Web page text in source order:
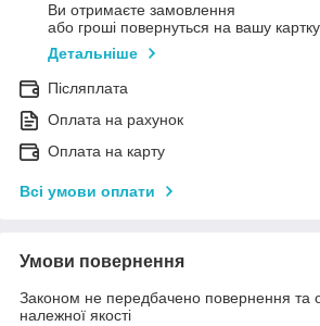
Ви отримаєте замовлення
або гроші повернуться на вашу картку
Детальніше
Післяплата
Оплата на рахунок
Оплата на карту
Всі умови оплати
Умови повернення
Законом не передбачено повернення та
належної якості